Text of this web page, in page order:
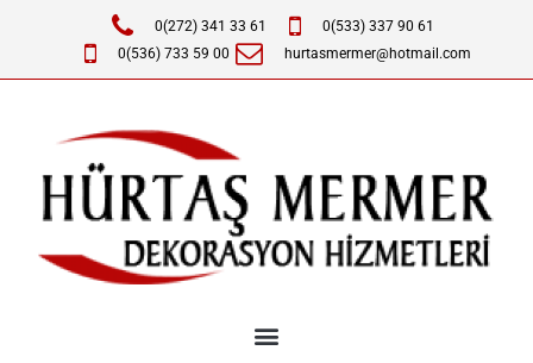
0(272) 341 33 61
0(533) 337 90 61
0(536) 733 59 00
hurtasmermer@hotmail.com